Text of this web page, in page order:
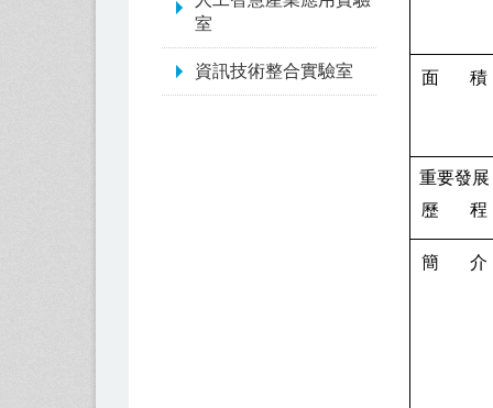
室
資訊技術整合實驗室 面 積
重要發展
歷
程
簡 介